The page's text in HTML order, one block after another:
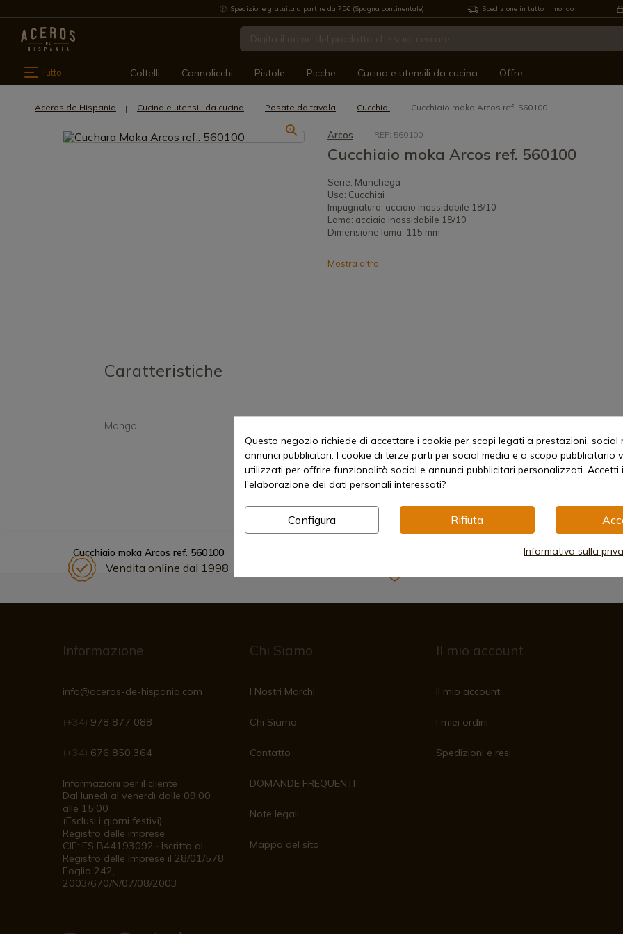
Spedizione gratuita a partire da 75€ (Spagna continentale) Spedizione in tutto il mondo
Tutto Coltelli Cannolicchi Pistole Picche Cucina e utensili da cucina Offre
Aceros de Hispania Cucina e utensili da cucina Posate da tavola Cucchiai Cucchiaio moka Arcos ref. 560100
Arcos REF: 560100
Cucchiaio moka Arcos ref. 560100
Serie: Manchega
Uso: Cucchiai
Impugnatura: acciaio inossidabile 18/10
Lama: acciaio inossidabile 18/10
Dimensione lama: 115 mm
Mostra altro
Caratteristiche
Mango
Cucchiaio moka Arcos ref. 560100
Vendita online dal 1998
Informazione
info@aceros-de-hispania.com
(+34) 978 877 088
(+34) 676 850 364
Informazioni per il cliente
Dal lunedì al venerdì dalle 09:00
alle 15:00
(Esclusi i giorni festivi)
Registro delle imprese
CIF: ES B44193092 · Iscritta al
Registro delle Imprese il 28/01/578,
Foglio 242,
2003/670/N/07/08/2003
Chi Siamo
I Nostri Marchi
Chi Siamo
Contatto
DOMANDE FREQUENTI
Note legali
Mappa del sito
Il mio account
Il mio account
I miei ordini
Spedizioni e resi
Questo negozio richiede di accettare i cookie per scopi legati a prestazioni, social
annunci pubblicitari. I cookie di terze parti per social media e a scopo pubblicitario
utilizzati per offrire funzionalità social e annunci pubblicitari personalizzati. Accetti
l'elaborazione dei dati personali interessati?
Configura Rifiuta
Informativa sulla